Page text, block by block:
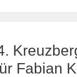
Fabian